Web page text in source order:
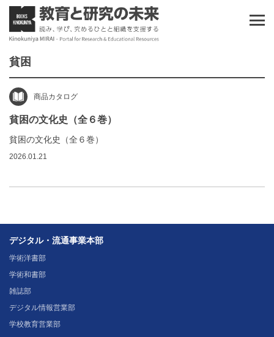
貧困
商品カタログ
貧困の文化史（全６巻）
貧困の文化史（全６巻）
2026.01.21
デジタル・流通事業本部
学術洋書部
学術和書部
雑誌部
デジタル情報営業部
学校教育営業部